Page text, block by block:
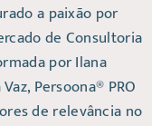
a paixão por
de Consultoria
por Ilana
Persoona® PRO
de relevância no